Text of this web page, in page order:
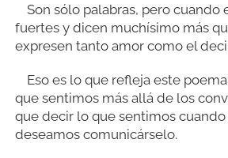
Son sólo palabras, pero
fuertes y dicen muchísimo más
expresen tanto amor como el
Eso es lo que refleja este
que sentimos más allá de los
que decir lo que sentimos
deseamos comunicárselo.